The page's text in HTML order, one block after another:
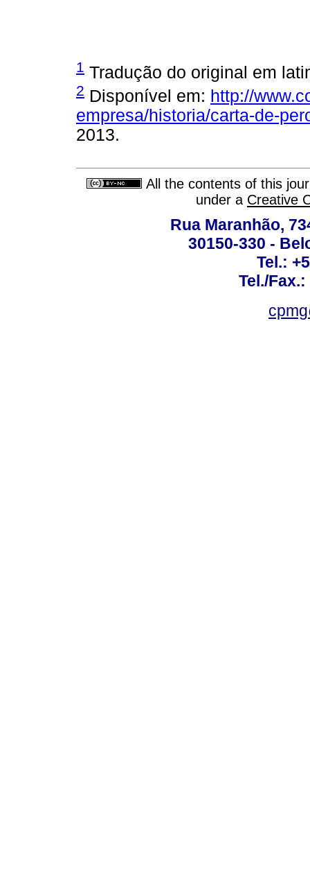
1 Tradução do original em
2 Disponível em: http://
empresa/historia/carta-de-
2013.
All the contents of this
under a Creative
Rua Maranhão,
30150-330 -
Tel.:
Tel./Fax.: